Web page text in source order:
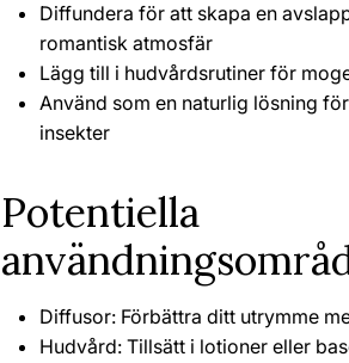
Diffundera för att skapa en
romantisk atmosfär
Lägg till i hudvårdsrutiner för
Använd som en naturlig lösning
insekter
Potentiella
Diffusor: Förbättra ditt utrymme
Hudvård: Tillsätt i lotioner eller